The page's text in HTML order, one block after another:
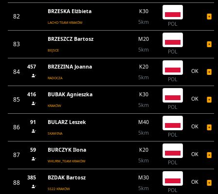
82
BRZESKA Elżbieta
LACHO TEAM KRAKÓW
K30
5km
POL
83
BRZESZCZ Bartosz
BEJSCE
M20
5km
POL
84
457 BRZEZINA Joanna
RADOCZA
K20
5km
POL
OK
85
416 BUBAK Agnieszka
KRAKÓW
K30
5km
POL
OK
86
91 BULARZ Leszek
SKAWINA
M40
5km
POL
OK
87
59 BURCZYK Ilona
WKURW_TEAM KRAKÓW
K20
5km
POL
OK
88
385 BZDAK Bartosz
SS22 KRAKÓW
M30
5km
POL
OK